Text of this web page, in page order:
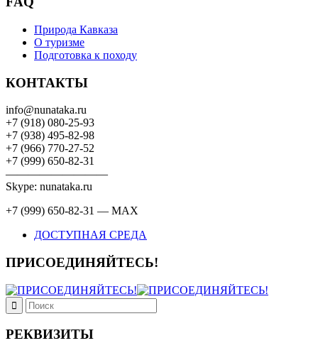
Природа Кавказа
О туризме
Подготовка к походу
КОНТАКТЫ
info@nunataka.ru
+7 (918) 080-25-93
+7 (938) 495-82-98
+7 (966) 770-27-52
+7 (999) 650-82-31
—————————
Skype: nunataka.ru
+7 (999) 650-82-31 — MAX
ДОСТУПНАЯ СРЕДА
ПРИСОЕДИНЯЙТЕСЬ!
РЕКВИЗИТЫ